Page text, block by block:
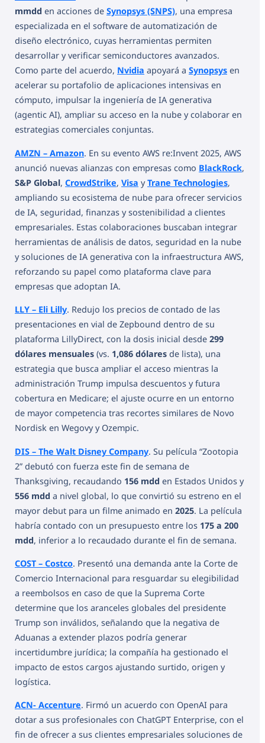
mmdd en acciones de Synopsys (SNPS), una empresa
especializada en el software de automatización de
diseño electrónico, cuyas herramientas permiten
desarrollar y verificar semiconductores avanzados.
Como parte del acuerdo, Nvidia apoyará a Synopsys en
acelerar su portafolio de aplicaciones intensivas en
cómputo, impulsar la ingeniería de IA generativa
(agentic AI), ampliar su acceso en la nube y colaborar en
estrategias comerciales conjuntas.
AMZN – Amazon. En su evento AWS re:Invent 2025, AWS
anunció nuevas alianzas con empresas como BlackRock,
S&P Global, CrowdStrike, Visa yTrane Technologies,
ampliando su ecosistema de nube para ofrecer servicios
de IA, seguridad, finanzas y sostenibilidad a clientes
empresariales. Estas colaboraciones buscaban integrar
herramientas de análisis de datos, seguridad en la nube
y soluciones de IA generativa con la infraestructura AWS,
reforzando su papel como plataforma clave para
empresas que adoptan IA.
LLY – Eli Lilly. Redujo los precios de contado de las
presentaciones en vial de Zepbound dentro de su
plataforma LillyDirect, con la dosis inicial desde 299
dólares mensuales (vs. 1,086 dólares de lista), una
estrategia que busca ampliar el acceso mientras la
administración Trump impulsa descuentos y futura
cobertura en Medicare; el ajuste ocurre en un entorno
de mayor competencia tras recortes similares de Novo
Nordisk en Wegovy y Ozempic.
DIS – The Walt Disney Company. Su película “Zootopia
2” debutó con fuerza este fin de semana de
Thanksgiving, recaudando 156 mdd en Estados Unidos y
556 mdd a nivel global, lo que convirtió su estreno en el
mayor debut para un filme animado en 2025. La película
habría contado con un presupuesto entre los 175 a 200
mdd, inferior a lo recaudado durante el fin de semana.
COST – Costco. Presentó una demanda ante la Corte de
Comercio Internacional para resguardar su elegibilidad
a reembolsos en caso de que la Suprema Corte
determine que los aranceles globales del presidente
Trump son inválidos, señalando que la negativa de
Aduanas a extender plazos podría generar
incertidumbre jurídica; la compañía ha gestionado el
impacto de estos cargos ajustando surtido, origen y
logística.
ACN- Accenture. Firmó un acuerdo con OpenAI para
dotar a sus profesionales con ChatGPT Enterprise, con el
fin de ofrecer a sus clientes empresariales soluciones de